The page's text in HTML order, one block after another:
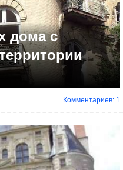
дома с
Комментариев: 1